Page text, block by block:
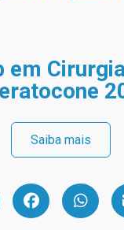
em
Saiba mais